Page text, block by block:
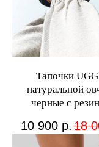
Тапочки UGG
натуральной
черные с
10 900 р. 18